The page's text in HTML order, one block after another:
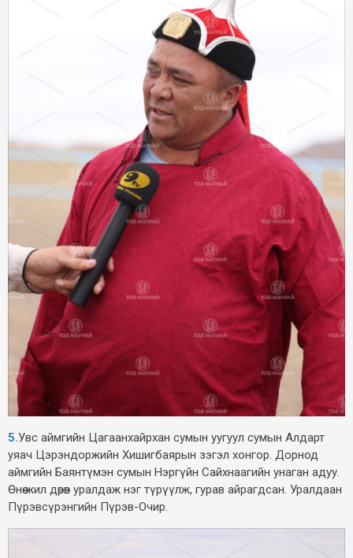
5.Увс аймгийн Цагаанхайрхан сумын уугуул сумын Алдарт
уяач Цэрэндоржийн Хишигбаярын зэгэл хонгор. Дорнод
аймгийн Баянтүмэн сумын Нэргүйн Сайхнаагийн унаган адуу.
Өнөө жил дөрөв уралдаж нэг түрүүлж, гурав айрагдсан. Уралдаан
Пүрэвсүрэнгийн Пүрэв-Очир.